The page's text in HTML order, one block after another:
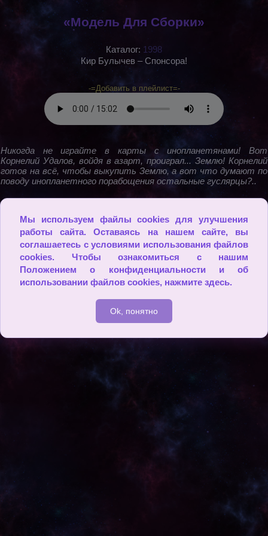
Мы используем файлы cookies для улучшения
работы сайта. Оставаясь на нашем сайте, вы
соглашаетесь с условиями использования файлов
cookies. Чтобы ознакомиться с нашим
Положением о конфиденциальности и об
использовании файлов cookies, нажмите здесь.
Ok, понятно
«Модель Для Сборки»
Каталог: 1998
Кир Булычев – Спонсора!
-=Добавить в плейлист=-
Никогда не играйте в карты с инопланетянами! Вот
Корнелий Удалов, войдя в азарт, проиграл... Землю! Корнелий
готов на всё, чтобы выкупить Землю, а вот что думают по
поводу инопланетного порабощения остальные гуслярцы?..